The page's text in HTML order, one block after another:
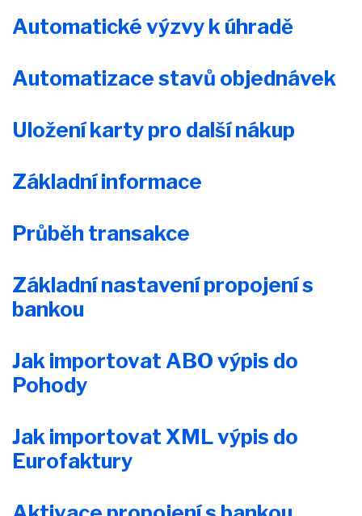
Automatické výzvy k úhradě
Automatizace stavů objednávek
Uložení karty pro další nákup
Základní informace
Průběh transakce
Základní nastavení propojení s
bankou
Jak importovat ABO výpis do
Pohody
Jak importovat XML výpis do
Eurofaktury